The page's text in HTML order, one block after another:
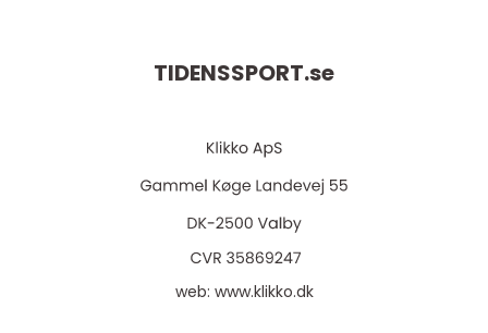
TIDENSSPORT.se
web: www.klikko.dk